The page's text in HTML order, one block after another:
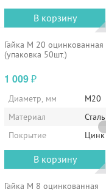
В корзину
Гайка М 20 оцинкованная
(упаковка 50шт.)
1 009₽
Диаметр, мм
М20
Материал
Сталь
Покрытие
Цинк
В корзину
Гайка М 8 оцинкованная